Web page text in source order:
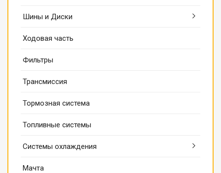
Шины и Диски
Ходовая часть
Фильтры
Трансмиссия
Тормозная система
Топливные системы
Системы охлаждения
Мачта